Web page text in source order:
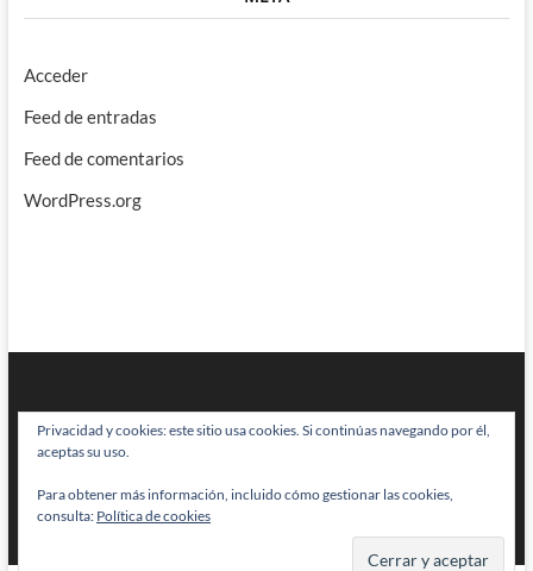
Acceder
Feed de entradas
Feed de comentarios
WordPress.org
BRAINSTOMPING| Diseñado por:Theme Freesia|WordPress| © Todos
los derechos reservados
Privacidad y cookies: este sitio usa cookies. Si continúas navegando por él,
aceptas su uso.
Para obtener más información, incluido cómo gestionar las cookies,
consulta: Política de cookies